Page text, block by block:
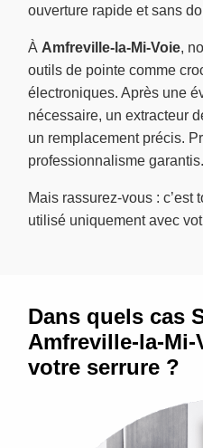
ouverture rapide et sans
À Amfreville-la-Mi-Voie,
outils de pointe comme
électroniques. Après une
nécessaire, un extracteur
un remplacement précis.
professionnalisme garantis.
Mais rassurez-vous : c’est
utilisé uniquement avec
Dans quels cas
Amfreville-la-Mi-
votre serrure ?